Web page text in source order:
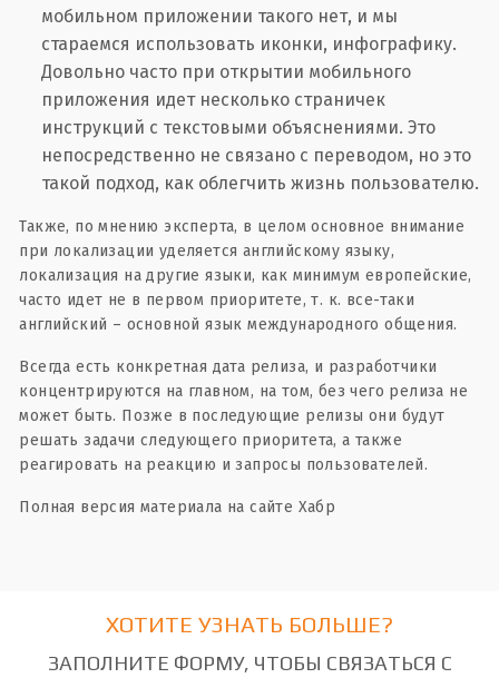
мобильном приложении такого нет, и мы
стараемся использовать иконки, инфографику.
Довольно часто при открытии мобильного
приложения идет несколько страничек
инструкций с текстовыми объяснениями. Это
непосредственно не связано с переводом, но это
такой подход, как облегчить жизнь пользователю.
Также, по мнению эксперта, в целом основное внимание
при локализации уделяется английскому языку,
локализация на другие языки, как минимум европейские,
часто идет не в первом приоритете, т. к. все-таки
английский – основной язык международного общения.
Всегда есть конкретная дата релиза, и разработчики
концентрируются на главном, на том, без чего релиза не
может быть. Позже в последующие релизы они будут
решать задачи следующего приоритета, а также
реагировать на реакцию и запросы пользователей.
Полная версия материала на сайте Хабр
ХОТИТЕ УЗНАТЬ БОЛЬШЕ?
ЗАПОЛНИТЕ ФОРМУ, ЧТОБЫ СВЯЗАТЬСЯ С